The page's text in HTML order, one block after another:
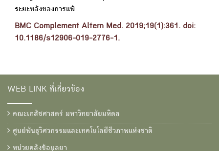
ระยะหลังของการแพ้
BMC Complement Altern Med. 2019;19(1):361. doi:
10.1186/s12906-019-2776-1.
WEB LINK ที่เกี่ยวข้อง
คณะเภสัชศาสตร์ มหาวิทยาลัยมหิดล
ศูนย์พันธุวิศวกรรมและเทคโนโลยีชีวภาพแห่งชาติ
หน่วยคลังข้อมูลยา